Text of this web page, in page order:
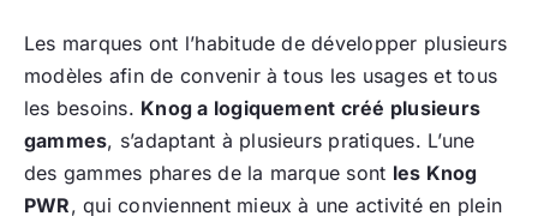
Les marques ont l’habitude de développer plusieurs
modèles afin de convenir à tous les usages et tous
les besoins. Knog a logiquement créé plusieurs
gammes, s’adaptant à plusieurs pratiques. L’une
des gammes phares de la marque sont les Knog
PWR, qui conviennent mieux à une activité en plein